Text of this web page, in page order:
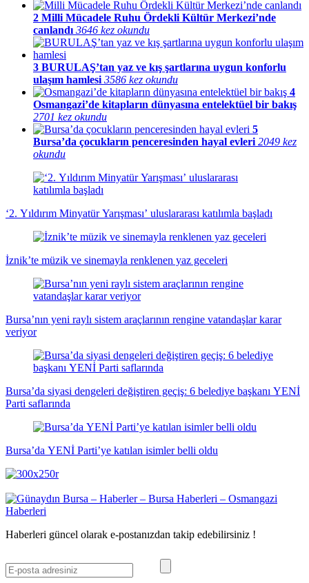
2 Milli Mücadele Ruhu Ördekli Kültür Merkezi’nde
canlandı 3646 kez okundu
3 BURULAŞ’tan yaz ve kış şartlarına uygun konforlu
ulaşım hamlesi 3586 kez okundu
4
Osmangazi’de kitapların dünyasına entelektüel bir bakış
2701 kez okundu
5
Bursa’da çocukların penceresinden hayal evleri 2049 kez
okundu
‘2. Yıldırım Minyatür Yarışması’ uluslararası katılımla başladı
İznik’te müzik ve sinemayla renklenen yaz geceleri
Bursa’nın yeni raylı sistem araçlarının rengine vatandaşlar karar
veriyor
Bursa’da siyasi dengeleri değiştiren geçiş: 6 belediye başkanı YENİ
Parti saflarında
Bursa’da YENİ Parti’ye katılan isimler belli oldu
Haberleri güncel olarak e-postanızdan takip edebilirsiniz !